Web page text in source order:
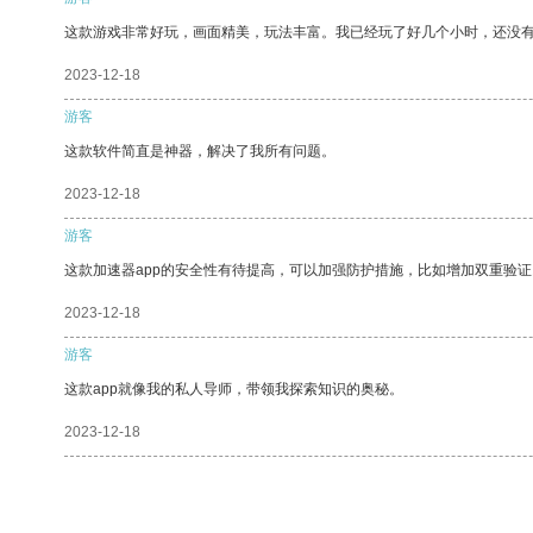
这款游戏非常好玩，画面精美，玩法丰富。我已经玩了好几个小时，还没有
2023-12-18
游客
这款软件简直是神器，解决了我所有问题。
2023-12-18
游客
这款加速器app的安全性有待提高，可以加强防护措施，比如增加双重验证
2023-12-18
游客
这款app就像我的私人导师，带领我探索知识的奥秘。
2023-12-18